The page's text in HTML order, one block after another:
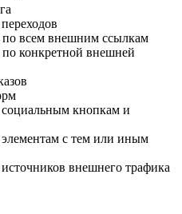
по всем внешним ссылкам
конкретной внешней
кнопкам и
с тем или иным
внешнего трафика